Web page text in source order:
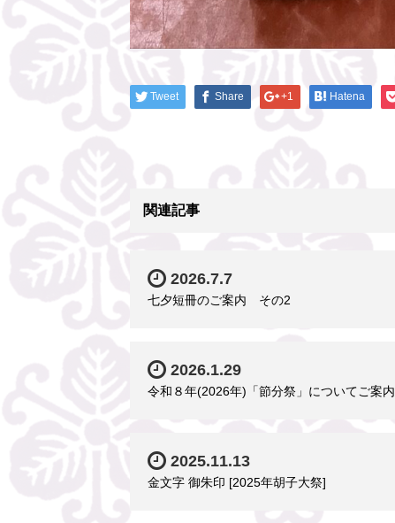
Tweet Share +1 Hatena
関連記事
2026.7.7
七夕短冊のご案内 その2
2026.1.29
令和８年(2026年)「節分祭」についてご案内
2025.11.13
金文字 御朱印 [2025年胡子大祭]